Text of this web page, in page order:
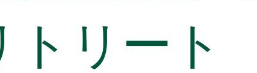
リート